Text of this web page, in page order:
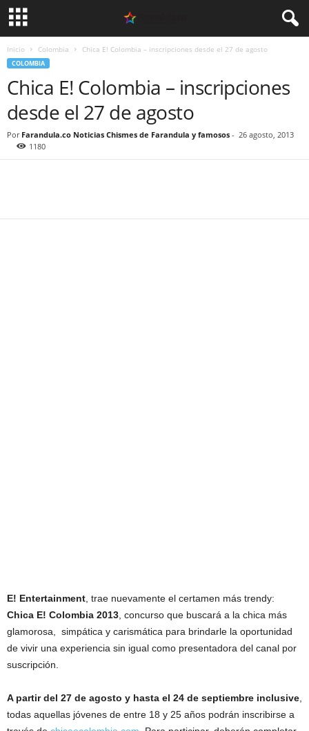
Inicio Colombia Chica E! Colombia – inscripciones desde el 27 de agosto
COLOMBIA
Chica E! Colombia – inscripciones
desde el 27 de agosto
Por Farandula.co Noticias Chismes de Farandula y famosos - 26 agosto, 2013
1180
E! Entertainment , trae nuevamente el certamen más trendy:
Chica E! Colombia 2013 , concurso que buscará a la chica más
glamorosa, simpática y carismática para brindarle la oportunidad
de vivir una experiencia sin igual como presentadora del canal por
suscripción.
A partir del 27 de agosto y hasta el 24 de septiembre inclusive
todas aquellas jóvenes de entre 18 y 25 años podrán inscribirse a